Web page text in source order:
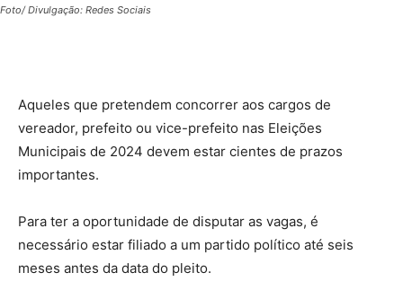
Foto/ Divulgação: Redes Sociais
Aqueles que pretendem concorrer aos cargos de
vereador, prefeito ou vice-prefeito nas Eleições
Municipais de 2024 devem estar cientes de prazos
importantes.
Para ter a oportunidade de disputar as vagas, é
necessário estar filiado a um partido político até seis
meses antes da data do pleito.